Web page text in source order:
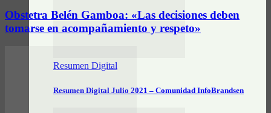
Resumen Digital
Resumen Digital Julio 2021 – Comunidad InfoBrandsen
Obstetra Belén Gamboa: «Las decisiones deben
tomarse en acompañamiento y respeto»